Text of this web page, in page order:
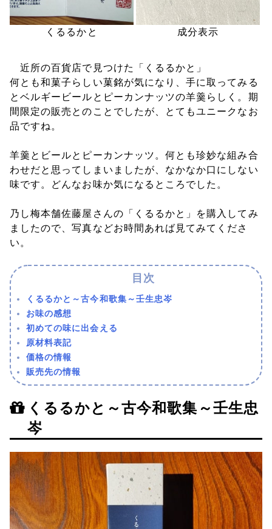
くるるかと 成分表示
近所の百貨店で見つけた「くるるかと」
何とも和菓子らしい菓銘が気になり、手に取ってみる
とベルギービールとピーカンナッツの羊羹らしく。期
間限定の販売とのことでしたが、とてもユニークなお
品ですね。
羊羹とビールとピーカンナッツ。何とも珍妙な組み合
わせだと思ってしまいましたが、なかなか口にしない
味です。どんなお味か気になるところでした。
乃し梅本舗佐藤屋さんの「くるるかと」を購入してみ
ましたので、写真などお時間あれば見てみてくださ
い。
くるるかと～古今和歌集～壬生忠岑
お味の感想
初めての味に出会える
原材料表記
価格の情報
販売先の情報
くるるかと～古今和歌集～壬生忠
岑